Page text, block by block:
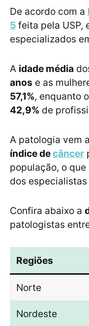
De acordo com a
5 feita pela USP,
especializados
A idade média
anos e as
57,1%, enquanto
42,9% de
A patologia vem
índice decâncer
população, o
dos especialistas
Confira abaixo a
patologistas
Regiões
Norte
Nordeste